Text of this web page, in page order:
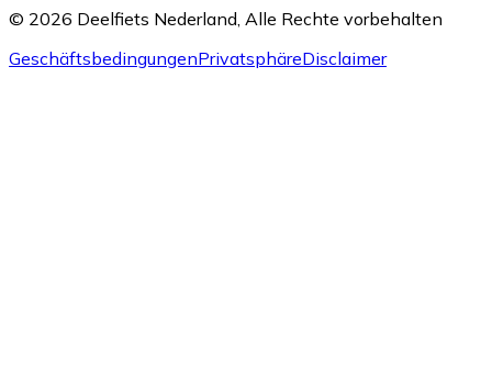
© 2026 Deelfiets Nederland, Alle Rechte vorbehalten
GeschäftsbedingungenPrivatsphäreDisclaimer